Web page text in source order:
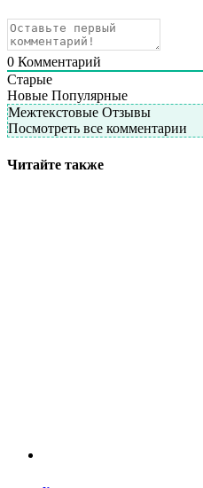
0 Комментарий
Старые
Новые Популярные
Межтекстовые Отзывы
Посмотреть все комментарии
Читайте также